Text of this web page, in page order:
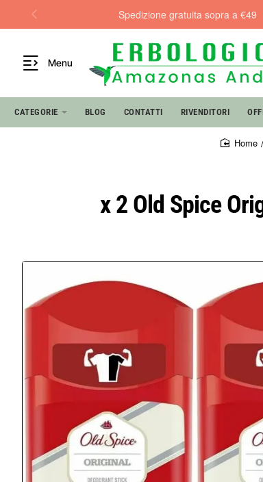
Online dal 2005
Menu
CATEGORIE BLOG CONTATTI RIVENDITORI
x 2 Old Spice